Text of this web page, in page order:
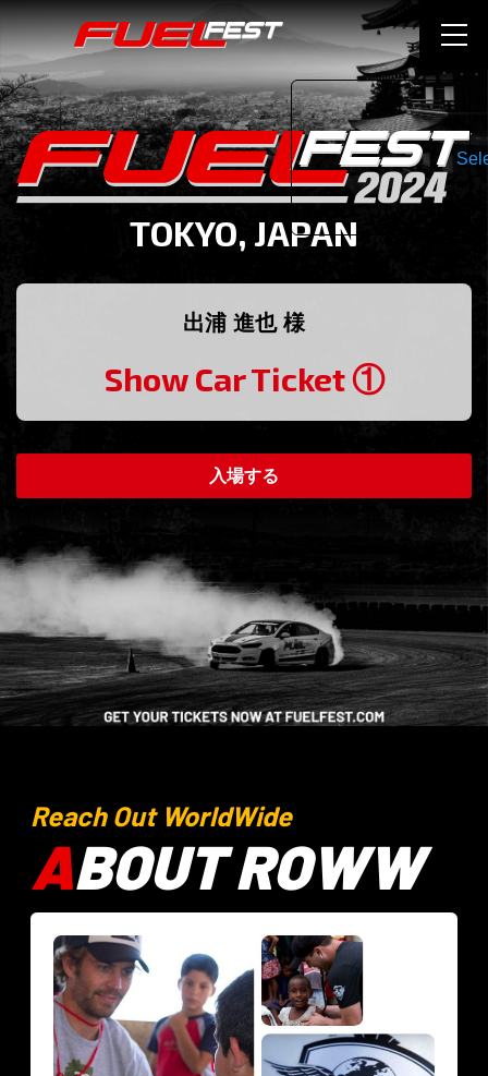
TOKYO, JAPAN
出浦 進也 様
Show Car Ticket ①
Reach Out WorldWide
ABOUT ROWW